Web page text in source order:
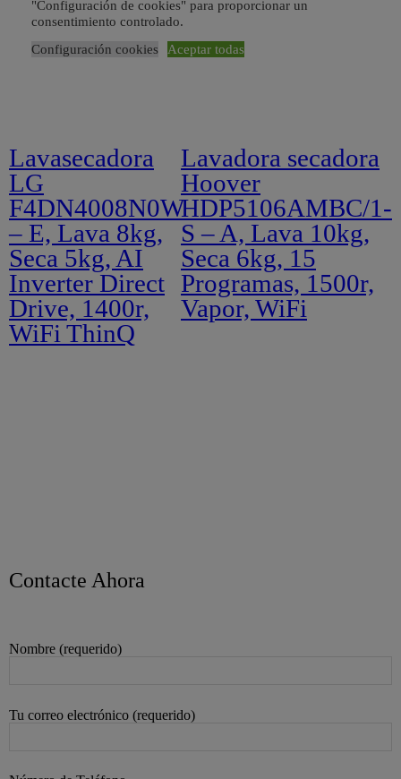
Lavasecadora
LG
F4DN4008N0W
– E, Lava 8kg,
Seca 5kg, AI
Inverter Direct
Drive, 1400r,
WiFi ThinQ
Lavadora secadora
Hoover
HDP5106AMBC/1-
S – A, Lava 10kg,
Seca 6kg, 15
Programas, 1500r,
Vapor, WiFi
Contacte Ahora
Nombre (requerido)
Tu correo electrónico (requerido)
"Configuración de cookies" para proporcionar un
consentimiento controlado.
Configuración cookies
Aceptar todas